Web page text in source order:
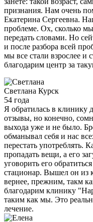
признания. Нам очень
Екатерина Сергеевна.
проблеме. Ох, сколько
передать словами. Но
и после разбора всей
мы все стали взрослее и
благодарим центр за
Светлана Курск
54 года
Я обратилась в клинику
отзывы, но конечно,
выхода уже и не было.
обманывал себя и нас
перестать употреблять.
пропадать вещи, а его
уговорить его
стационар. Вышел он из
вернее, прежним, такм
благодарим клинику
таким как мы. Это
лечение.